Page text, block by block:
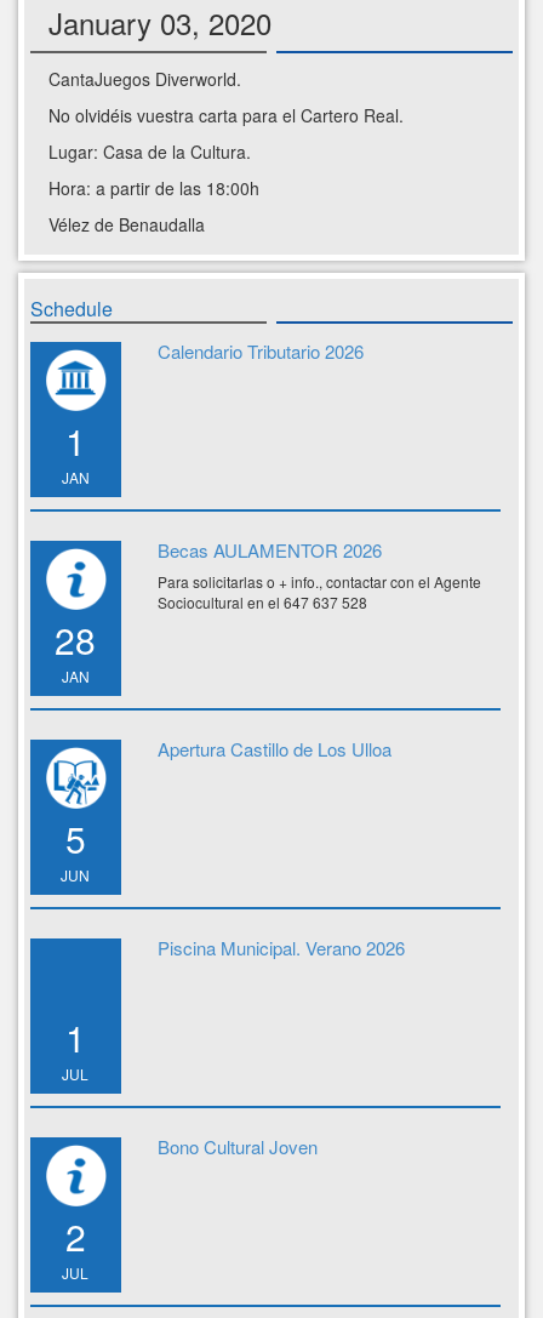
January 03, 2020
CantaJuegos Diverworld.
No olvidéis vuestra carta para el Cartero Real.
Lugar: Casa de la Cultura.
Hora: a partir de las 18:00h
Vélez de Benaudalla
Schedule
1
JAN
Calendario Tributario 2026
28
JAN
Becas AULAMENTOR 2026
Para solicitarlas o + info., contactar con el Agente
Sociocultural en el 647 637 528
5
JUN
Apertura Castillo de Los Ulloa
1
JUL
Piscina Municipal. Verano 2026
2
JUL
Bono Cultural Joven